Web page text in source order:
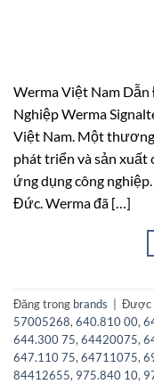
Werma Việt Nam
Nghiệp Werma
Việt Nam. Một
phát triển và sản xuất
ứng dụng công
Đức. Werma đã […]
Đăng trong brands Được
57005268, 640.810 00,
644.300 75, 64420075,
647.110 75, 64711075,
84412655, 975.840 10,